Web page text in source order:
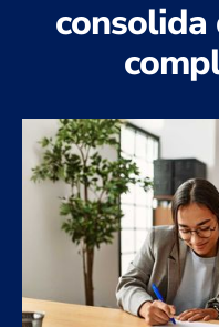
consolida